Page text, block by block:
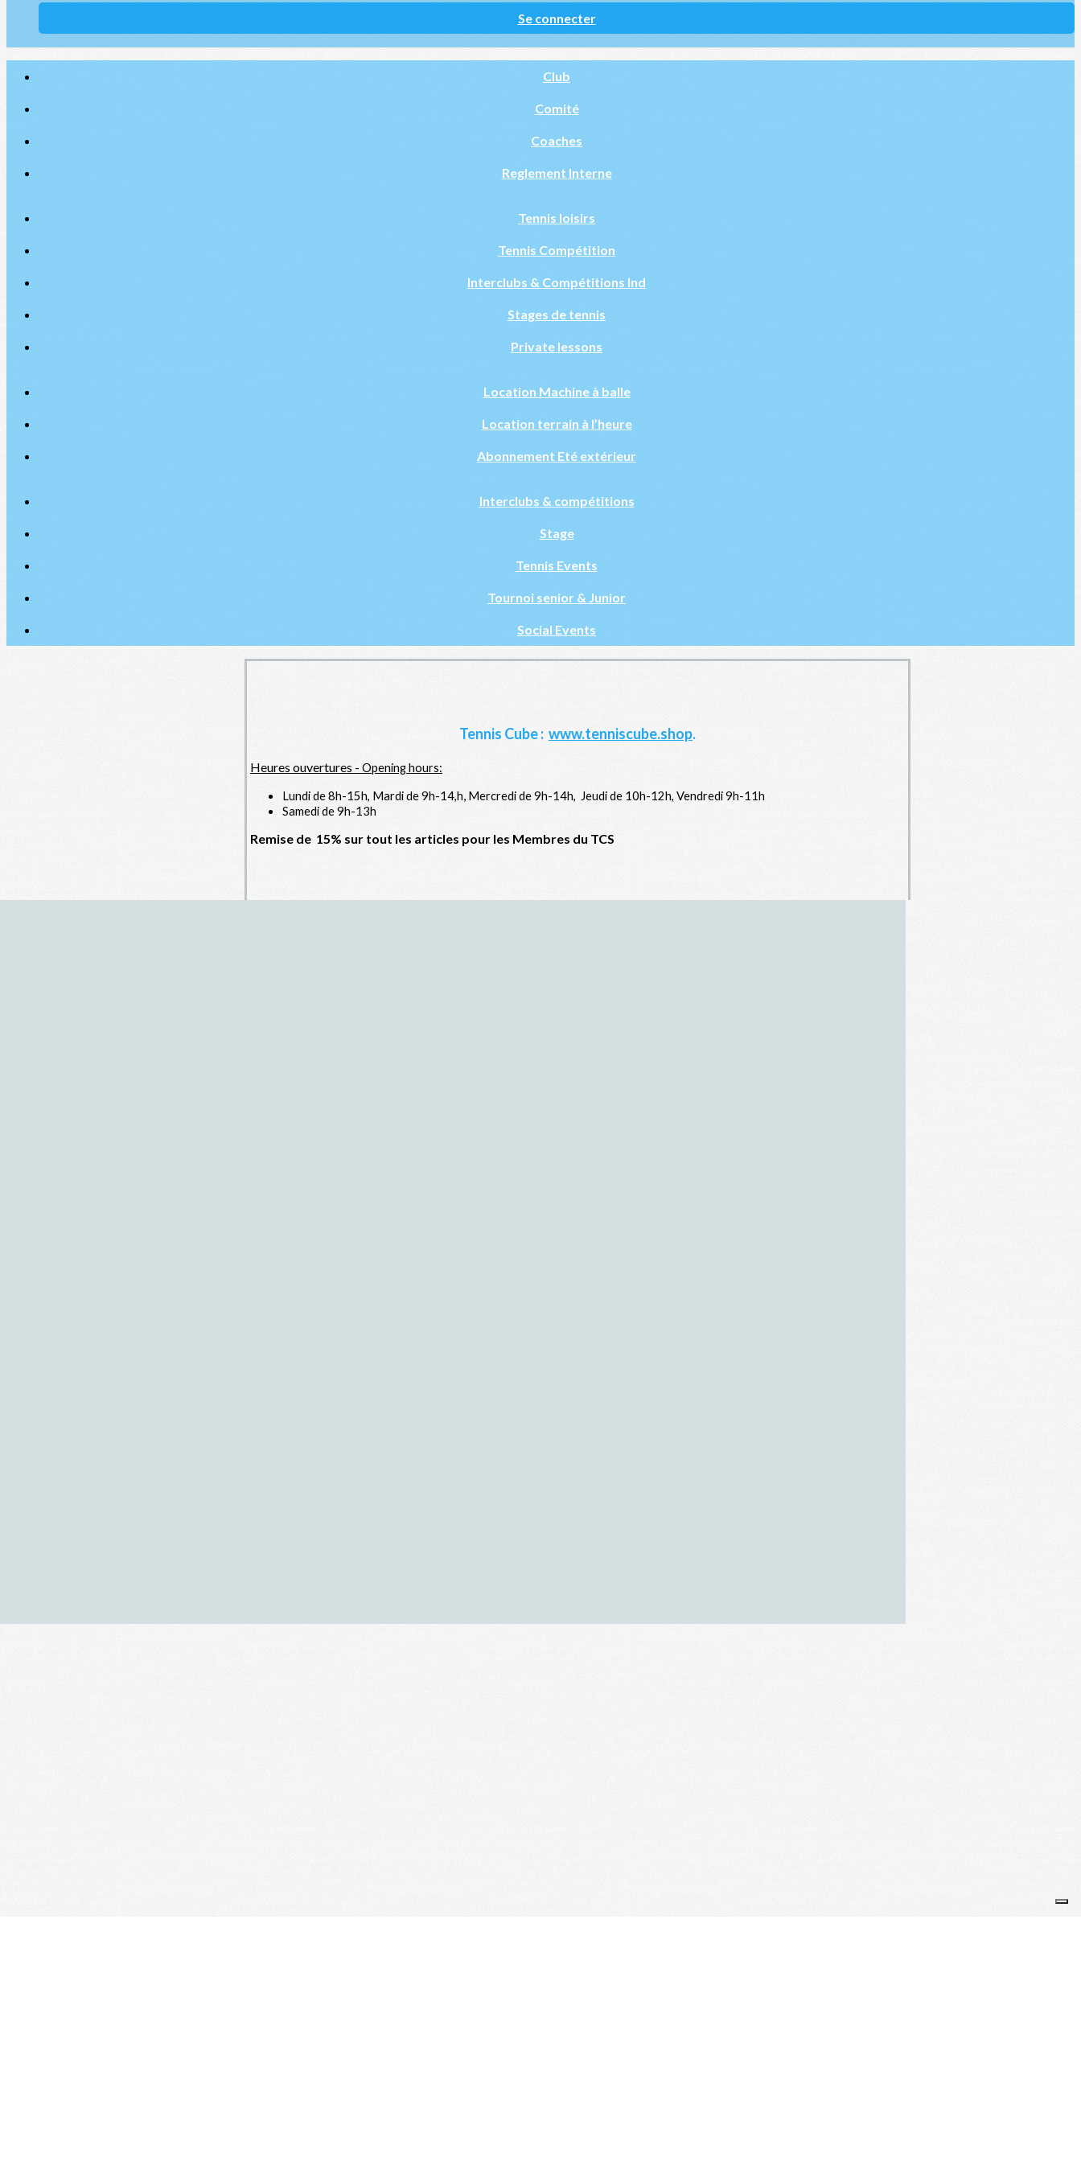
Se connecter
Club
Comité
Coaches
Reglement Interne
Tennis loisirs
Tennis Compétition
Interclubs & Compétitions Ind
Stages de tennis
Private lessons
Location Machine à balle
Location terrain à l’heure
Abonnement Eté extérieur
Interclubs & compétitions
Stage
Tennis Events
Tournoi senior & Junior
Social Events
Tennis Cube : www.tenniscube.shop.
Heures ouvertures - Opening hours:
Lundi de 8h-15h, Mardi de 9h-14,h Mercredi de 9h-14h, Jeudi de 10h-12h, Vendredi 9h-11h
Samedi de 9h-13h
Remise de 15% sur tout les articles pour les Membres du TCS